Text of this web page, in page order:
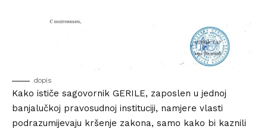
dopis
Kako ističe sagovornik GERILE, zaposlen u jednoj
banjalučkoj pravosudnoj instituciji, namjere vlasti
podrazumijevaju kršenje zakona, samo kako bi kaznili